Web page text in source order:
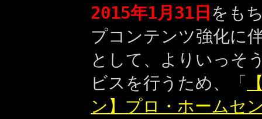
2015年1月31日 をも
プコンテンツ強化に
として、よりいっそ
ビスを行うため、「
ン】プロ・ホームセ